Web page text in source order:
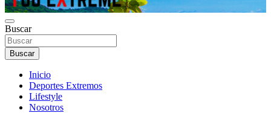
YOU EXTREME
YX Deportes Extremos Lifestyle
Buscar
Buscar
Inicio
Deportes Extremos
Lifestyle
Nosotros